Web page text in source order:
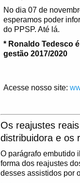
No dia 07 de
esperamos poder
do PPSP. Até lá.
* Ronaldo Tedesco
gestão 2017/2020
Acesse nosso site:
Os reajustes
distribuidora e os
O parágrafo embutido
forma dos reajustes
desses assistidos por